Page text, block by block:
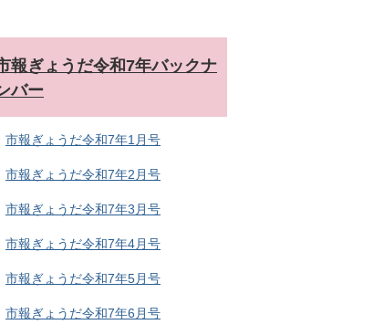
報ぎょうだ令和7年バックナ
バー
市報ぎょうだ令和7年1月号
市報ぎょうだ令和7年2月号
市報ぎょうだ令和7年3月号
市報ぎょうだ令和7年4月号
市報ぎょうだ令和7年5月号
市報ぎょうだ令和7年6月号